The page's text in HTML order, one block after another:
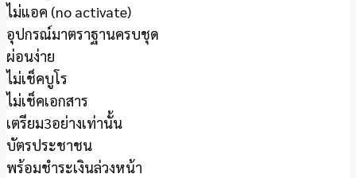
ไม่แอค (no activate)
อุปกรณ์มาตราฐานครบชุด
ผ่อนง่าย
ไม่เช็คบูโร
ไม่เช็คเอกสาร
เตรียม3อย่างเท่านั้น
บัตรประชาชน
พร้อมชำระเงินล่วงหน้า